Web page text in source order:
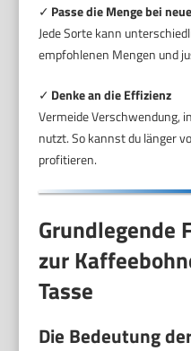
✓ Passe die Menge bei
Jede Sorte kann
empfohlenen Mengen und
✓ Denke an die Effizienz
Vermeide Verschwendung,
nutzt. So kannst du länger
profitieren.
Grundlegende
zur
Tasse
Die Bedeutung